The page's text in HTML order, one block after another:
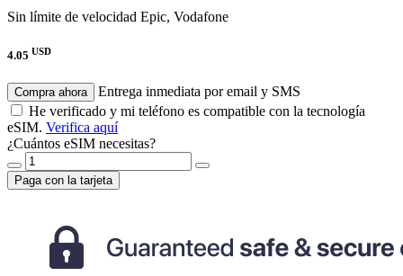
Sin límite de velocidad Epic, Vodafone
4.05 USD
Compra ahora
Entrega inmediata por email y SMS
He verificado y mi teléfono es compatible con la tecnología
eSIM. Verifica aquí
¿Cuántos eSIM necesitas?
Paga con la tarjeta